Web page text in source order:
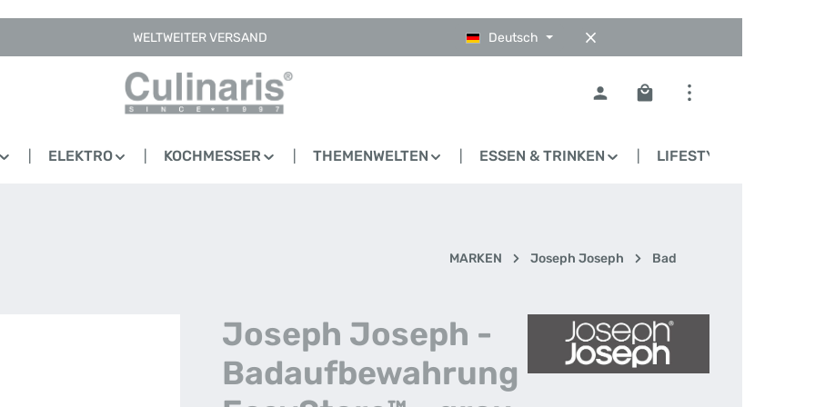
WELTWEITER VERSAND Deutsch
Warenkorb enthält 0
ELEKTRO KOCHMESSER THEMENWELTEN ESSEN & TRINKEN LIFESTYLE
MARKEN Joseph Joseph Bad
Joseph Joseph -
Badaufbewahrung